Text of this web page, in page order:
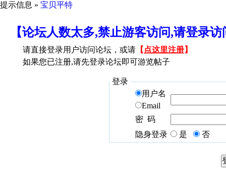
提示信息 » 宝贝平特
【论坛人数太多,禁止游客访问,请登录
请直接登录用户访问论坛，或请 【 点这里注册】
如果您已注册,请先登录论坛即可游览帖子
登录
用户名
Email
密 码
隐身登录
是 否